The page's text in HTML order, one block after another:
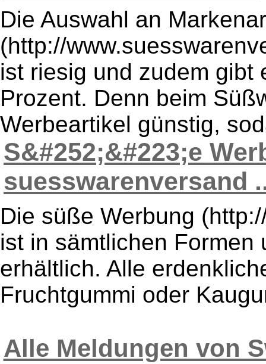
Die Auswahl an
(http://
ist riesig und zudem gibt
Prozent. Denn beim
Werbeartikel günstig,
S&#252;&#223;e
suesswarenversand
Die süße Werbung
ist in sämtlichen Formen
erhältlich. Alle
Fruchtgummi oder
Alle Meldungen von